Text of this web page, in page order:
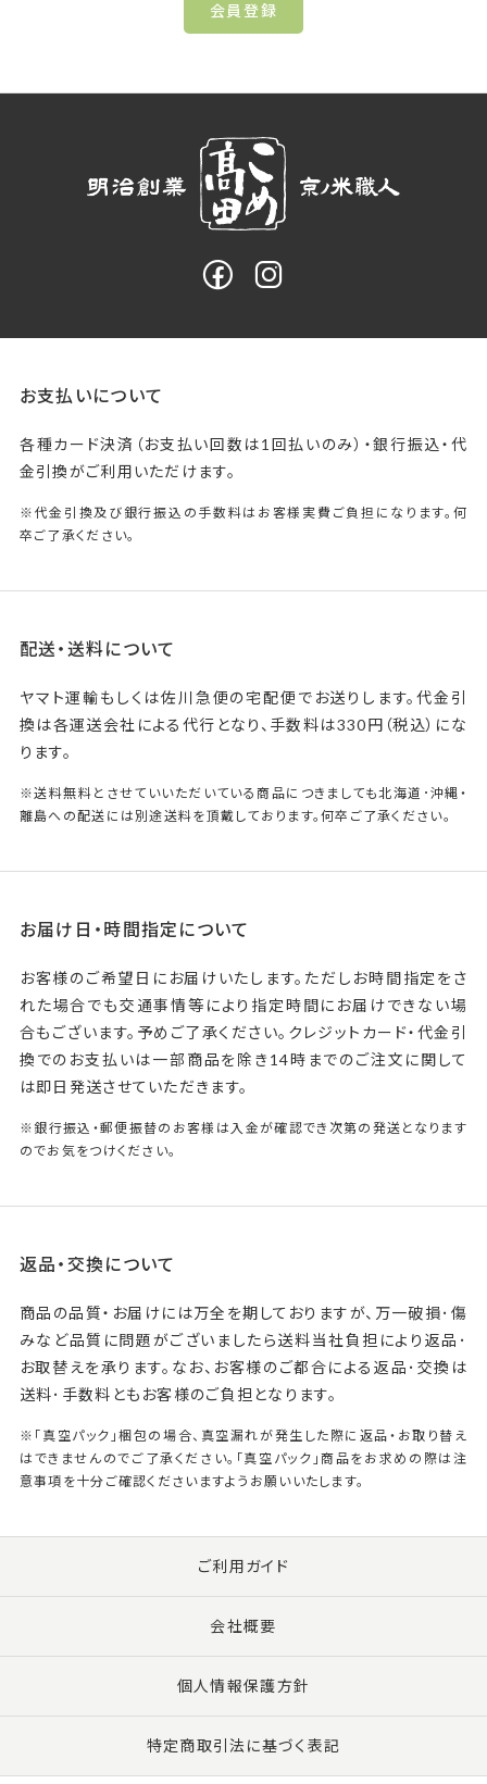
会員登録
お支払いについて
各種カード決済（お支払い回数は1回払いのみ）・銀行振込・代
金引換がご利用いただけます。
※代金引換及び銀行振込の手数料はお客様実費ご負担になります。何
卒ご了承ください。
配送・送料について
ヤマト運輸もしくは佐川急便の宅配便でお送りします。代金引
換は各運送会社による代行となり、手数料は330円（税込）にな
ります。
※送料無料とさせていいただいている商品につきましても北海道･沖縄・
離島への配送には別途送料を頂戴しております。何卒ご了承ください。
お届け日・時間指定について
お客様のご希望日にお届けいたします。ただしお時間指定をさ
れた場合でも交通事情等により指定時間にお届けできない場
合もございます。予めご了承ください。クレジットカード・代金引
換でのお支払いは一部商品を除き14時までのご注文に関して
は即日発送させていただきます。
※銀行振込・郵便振替のお客様は入金が確認でき次第の発送となります
のでお気をつけください。
返品・交換について
商品の品質・お届けには万全を期しておりますが、万一破損･傷
みなど品質に問題がございましたら送料当社負担により返品･
お取替えを承ります。なお、お客様のご都合による返品･交換は
送料･手数料ともお客様のご負担となります。
※「真空パック」梱包の場合、真空漏れが発生した際に返品・お取り替え
はできませんのでご了承ください。「真空パック」商品をお求めの際は注
意事項を十分ご確認くださいますようお願いいたします。
ご利用ガイド
会社概要
個人情報保護方針
特定商取引法に基づく表記